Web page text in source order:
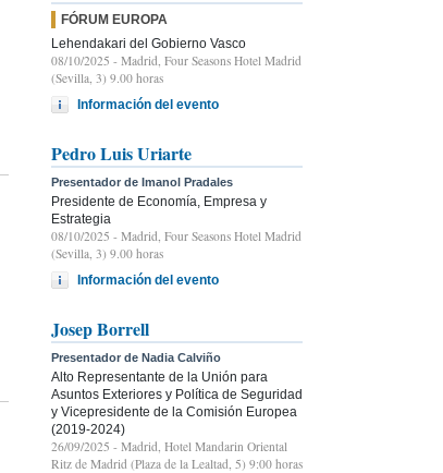
FÓRUM EUROPA
Lehendakari del Gobierno Vasco
08/10/2025 - Madrid, Four Seasons Hotel Madrid
(Sevilla, 3) 9.00 horas
Información del evento
Pedro Luis Uriarte
Presentador de Imanol Pradales
Presidente de Economía, Empresa y
Estrategia
08/10/2025 - Madrid, Four Seasons Hotel Madrid
(Sevilla, 3) 9.00 horas
Información del evento
Josep Borrell
Presentador de Nadia Calviño
Alto Representante de la Unión para
Asuntos Exteriores y Política de Seguridad
y Vicepresidente de la Comisión Europea
(2019-2024)
26/09/2025 - Madrid, Hotel Mandarin Oriental
Ritz de Madrid (Plaza de la Lealtad, 5) 9:00 horas